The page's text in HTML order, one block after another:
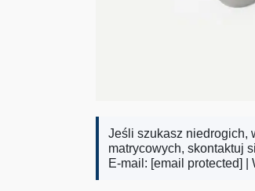
Jeśli szukasz niedrogich,
matrycowych, skontaktuj
E-mail: [email protected] |